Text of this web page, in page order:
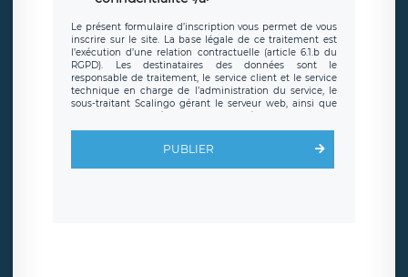
Le présent formulaire d’inscription vous permet de vous
inscrire sur le site. La base légale de ce traitement est
l’exécution d’une relation contractuelle (article 6.1.b du
RGPD). Les destinataires des données sont le
responsable de traitement, le service client et le service
technique en charge de l’administration du service, le
sous-traitant Scalingo gérant le serveur web, ainsi que
d’inscription est hébergé sur un serveur hébergé par
clauses de
protection conformes au RGPD
. Les données collectées
sont conservées jusqu’à ce que l’Internaute en sollicite la
PUBLIER